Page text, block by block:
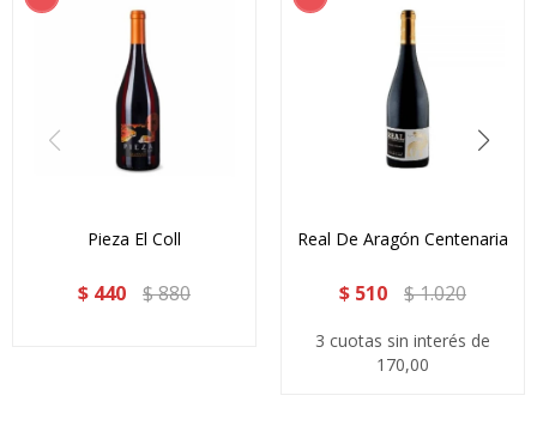
Pieza El Coll
$ 440 $880
Real De Aragón Centenaria
$ 510 $1.020
3 cuotas sin interés de
170,00